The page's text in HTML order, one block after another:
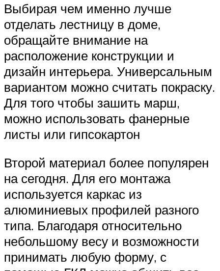
Выбирая чем именно лучше
отделать лестницу в доме,
обращайте внимание на
расположение конструкции и
дизайн интерьера. Универсальным
вариантом можно считать покраску.
Для того чтобы зашить марш,
можно использовать фанерные
листы или гипсокартон
Второй материал более популярен
на сегодня. Для его монтажа
используется каркас из
алюминиевых профилей разного
типа. Благодаря относительно
небольшому весу и возможности
принимать любую форму, с